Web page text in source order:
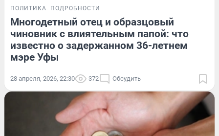
ПОЛИТИКА ПОДРОБНОСТИ
Многодетный отец и образцовый
чиновник с влиятельным папой: что
известно о задержанном 36-летнем
мэре Уфы
28 апреля, 2026, 22:30 372 Обсудить